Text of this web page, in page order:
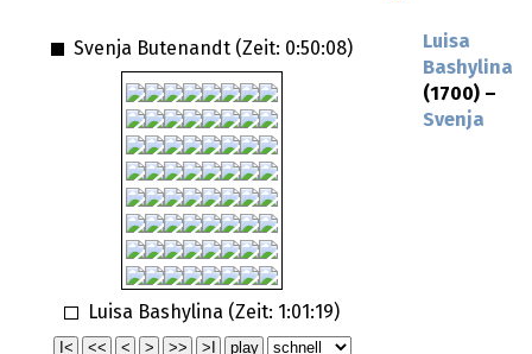
Svenja Butenandt (Zeit: 0:50:08)
Luisa Bashylina (Zeit: 1:01:19)
Luisa
Bashylina
(1700) –
Svenja